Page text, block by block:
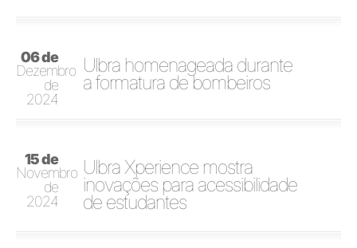
06 de
Dezembro
de
2024
Ulbra homenageada durante
a formatura de bombeiros
15 de
Novembro
de
2024
Ulbra Xperience mostra
inovações para acessibilidade
de estudantes